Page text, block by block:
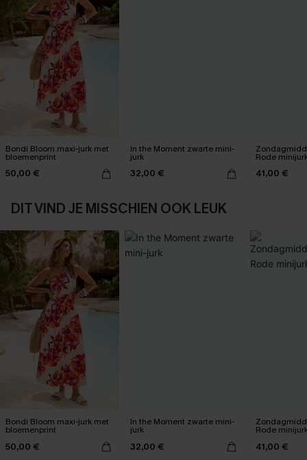
Bondi Bloom maxi-jurk met
bloemenprint
50,00 €
In the Moment zwarte mini-
jurk
32,00 €
Rode
41,00 €
DIT VIND JE MISSCHIEN OOK LEUK
Bondi Bloom maxi-jurk met
bloemenprint
50,00 €
In the Moment zwarte mini-
jurk
32,00 €
Rode
41,00 €